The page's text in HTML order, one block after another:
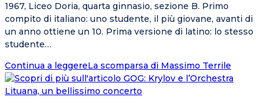
1967, Liceo Doria, quarta ginnasio, sezione B. Primo
compito di italiano: uno studente, il più giovane, avanti di
un anno ottiene un 10. Prima versione di latino: lo stesso
studente…
Continua a leggereLa scomparsa di Massimo Terrile